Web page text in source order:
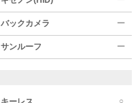
バックカメラ ー
サンルーフ ー
○